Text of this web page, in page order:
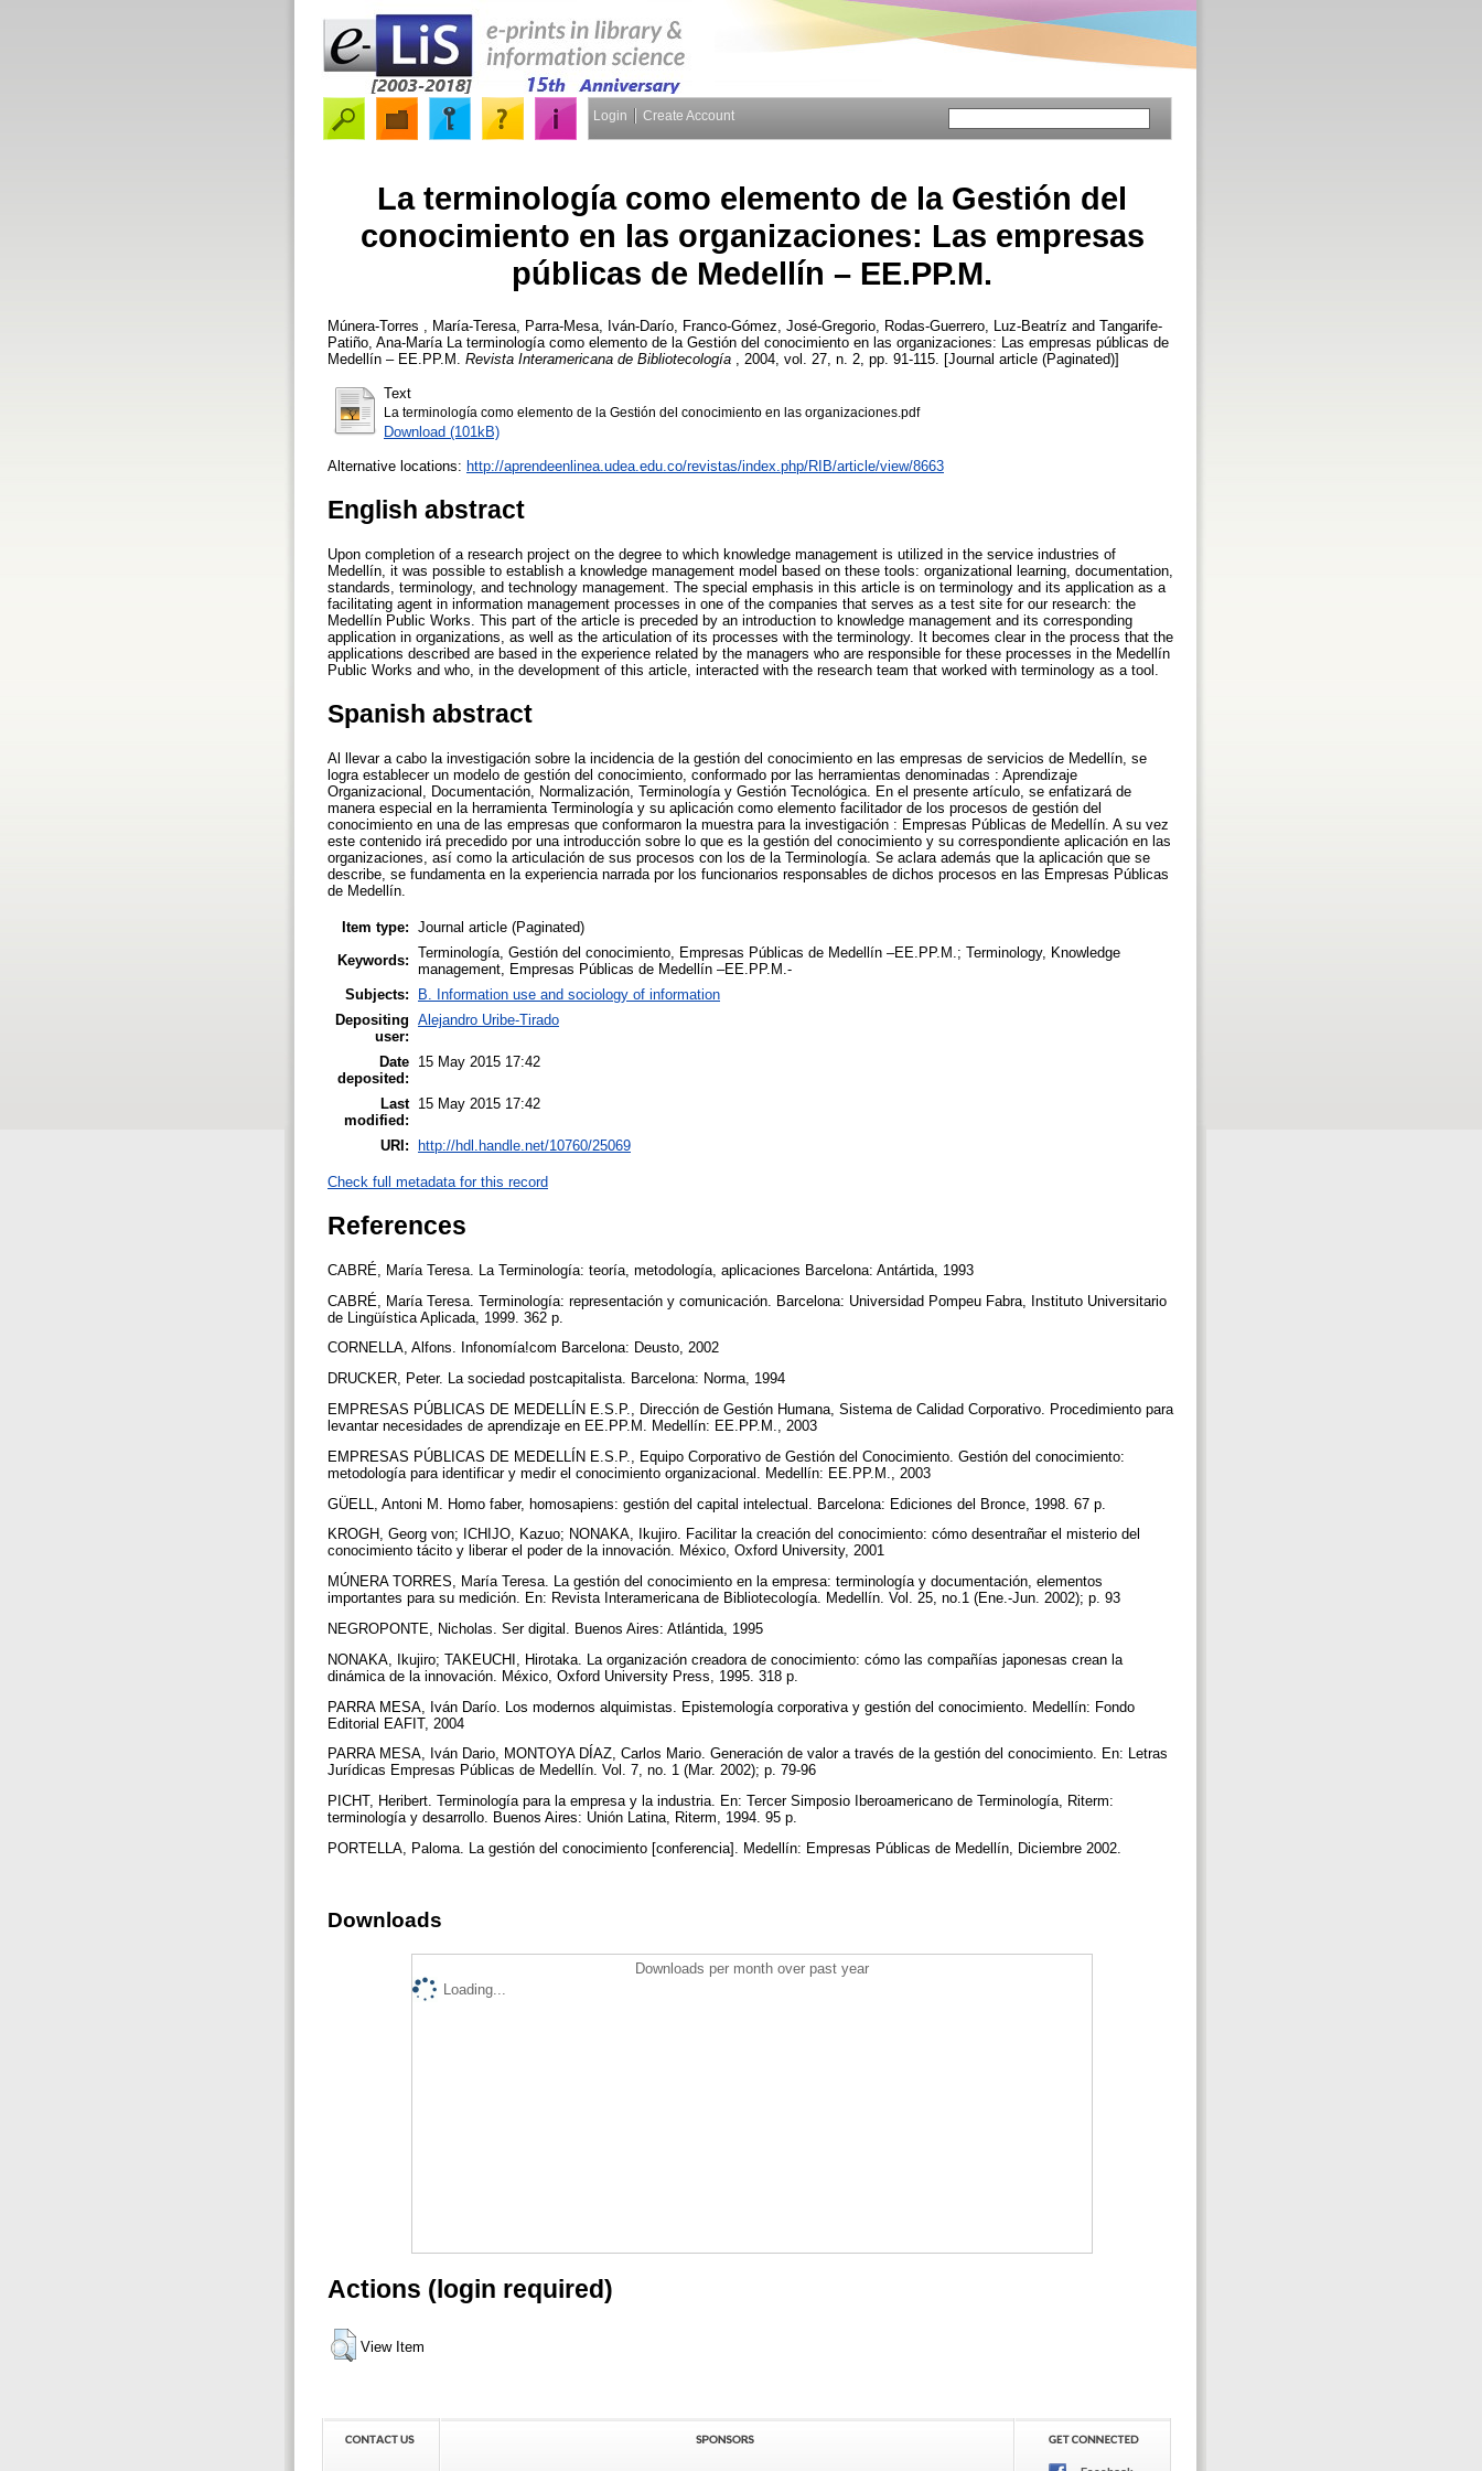
Login Create Account
La terminología como elemento de la Gestión del
conocimiento en las organizaciones: Las empresas
públicas de Medellín – EE.PP.M.
Múnera-Torres , María-Teresa Parra-Mesa, Iván-Darío Franco-Gómez, José-Gregorio Rodas-Guerrero, Luz-Beatríz and Tangarife-
Patiño, Ana-María La terminología como elemento de la Gestión del conocimiento en las organizaciones: Las empresas públicas de
Medellín – EE.PP.M. Revista Interamericana de Bibliotecología , 2004, vol. 27, n. 2, pp. 91-115. [Journal article (Paginated)]
Text
La terminología como elemento de la Gestión del conocimiento en las organizaciones.pdf
Download (101kB)
Alternative locations: http://aprendeenlinea.udea.edu.co/revistas/index.php/RIB/article/view/8663
English abstract
Upon completion of a research project on the degree to which knowledge management is utilized in the service industries of
Medellín, it was possible to establish a knowledge management model based on these tools: organizational learning, documentation,
standards, terminology, and technology management. The special emphasis in this article is on terminology and its application as a
facilitating agent in information management processes in one of the companies that serves as a test site for our research: the
Medellín Public Works. This part of the article is preceded by an introduction to knowledge management and its corresponding
application in organizations, as well as the articulation of its processes with the terminology. It becomes clear in the process that the
applications described are based in the experience related by the managers who are responsible for these processes in the Medellín
Public Works and who, in the development of this article, interacted with the research team that worked with terminology as a tool.
Spanish abstract
Al llevar a cabo la investigación sobre la incidencia de la gestión del conocimiento en las empresas de servicios de Medellín, se
logra establecer un modelo de gestión del conocimiento, conformado por las herramientas denominadas : Aprendizaje
Organizacional, Documentación, Normalización, Terminología y Gestión Tecnológica. En el presente artículo, se enfatizará de
manera especial en la herramienta Terminología y su aplicación como elemento facilitador de los procesos de gestión del
conocimiento en una de las empresas que conformaron la muestra para la investigación : Empresas Públicas de Medellín. A su vez
este contenido irá precedido por una introducción sobre lo que es la gestión del conocimiento y su correspondiente aplicación en las
organizaciones, así como la articulación de sus procesos con los de la Terminología. Se aclara además que la aplicación que se
describe, se fundamenta en la experiencia narrada por los funcionarios responsables de dichos procesos en las Empresas Públicas
de Medellín.
Item type: Journal article (Paginated)
Keywords: Terminología, Gestión del conocimiento, Empresas Públicas de Medellín –EE.PP.M.; Terminology, Knowledge
management, Empresas Públicas de Medellín –EE.PP.M.-
Subjects:
B. Information use and sociology of information
Depositing
user:
Alejandro Uribe-Tirado
Date
deposited:
15 May 2015 17:42
Last
modified:
15 May 2015 17:42
URI: http://hdl.handle.net/10760/25069
Check full metadata for this record
References
CABRÉ, María Teresa. La Terminología: teoría, metodología, aplicaciones Barcelona: Antártida, 1993
CABRÉ, María Teresa. Terminología: representación y comunicación. Barcelona: Universidad Pompeu Fabra, Instituto Universitario
de Lingüística Aplicada, 1999. 362 p.
CORNELLA, Alfons. Infonomía!com Barcelona: Deusto, 2002
DRUCKER, Peter. La sociedad postcapitalista. Barcelona: Norma, 1994
EMPRESAS PÚBLICAS DE MEDELLÍN E.S.P., Dirección de Gestión Humana, Sistema de Calidad Corporativo. Procedimiento para
levantar necesidades de aprendizaje en EE.PP.M. Medellín: EE.PP.M., 2003
EMPRESAS PÚBLICAS DE MEDELLÍN E.S.P., Equipo Corporativo de Gestión del Conocimiento. Gestión del conocimiento:
metodología para identificar y medir el conocimiento organizacional. Medellín: EE.PP.M., 2003
GÜELL, Antoni M. Homo faber, homosapiens: gestión del capital intelectual. Barcelona: Ediciones del Bronce, 1998. 67 p.
KROGH, Georg von; ICHIJO, Kazuo; NONAKA, Ikujiro. Facilitar la creación del conocimiento: cómo desentrañar el misterio del
conocimiento tácito y liberar el poder de la innovación. México, Oxford University, 2001
MÚNERA TORRES, María Teresa. La gestión del conocimiento en la empresa: terminología y documentación, elementos
importantes para su medición. En: Revista Interamericana de Bibliotecología. Medellín. Vol. 25, no.1 (Ene.-Jun. 2002); p. 93
NEGROPONTE, Nicholas. Ser digital. Buenos Aires: Atlántida, 1995
NONAKA, Ikujiro; TAKEUCHI, Hirotaka. La organización creadora de conocimiento: cómo las compañías japonesas crean la
dinámica de la innovación. México, Oxford University Press, 1995. 318 p.
PARRA MESA, Iván Darío. Los modernos alquimistas. Epistemología corporativa y gestión del conocimiento. Medellín: Fondo
Editorial EAFIT, 2004
PARRA MESA, Iván Dario, MONTOYA DÍAZ, Carlos Mario. Generación de valor a través de la gestión del conocimiento. En: Letras
Jurídicas Empresas Públicas de Medellín. Vol. 7, no. 1 (Mar. 2002); p. 79-96
PICHT, Heribert. Terminología para la empresa y la industria. En: Tercer Simposio Iberoamericano de Terminología, Riterm:
terminología y desarrollo. Buenos Aires: Unión Latina, Riterm, 1994. 95 p.
PORTELLA, Paloma. La gestión del conocimiento [conferencia]. Medellín: Empresas Públicas de Medellín, Diciembre 2002.
Downloads
Downloads per month over past year
Loading...
Actions (login required)
View Item